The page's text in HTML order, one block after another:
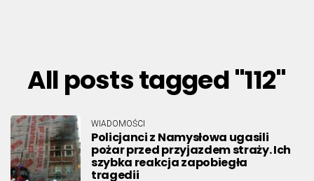
All posts tagged "112"
WIADOMOŚCI
Policjanci z Namysłowa ugasili
pożar przed przyjazdem straży. Ich
szybka reakcja zapobiegła
tragedii